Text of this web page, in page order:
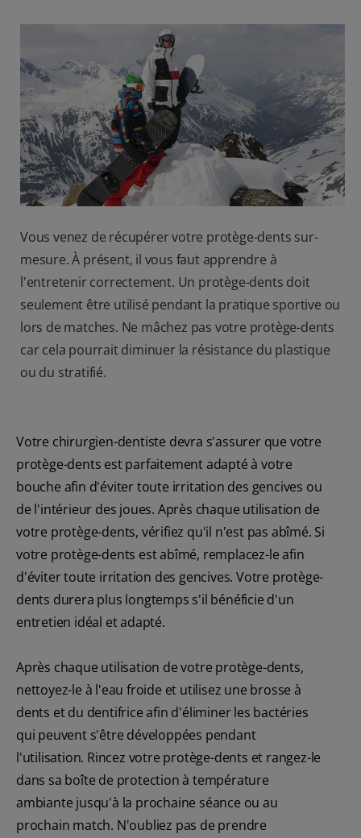
RECHERCHE DES SOLUTIONS IDÉALES
POUR LES PROFESSIONNELS
FR (FR)
S’INSCRIRE
Vous venez de récupérer votre protège-dents sur-
mesure. À présent, il vous faut apprendre à
l'entretenir correctement. Un protège-dents doit
seulement être utilisé pendant la pratique sportive ou
lors de matches. Ne mâchez pas votre protège-dents
car cela pourrait diminuer la résistance du plastique
ou du stratifié.
Votre chirurgien-dentiste devra s'assurer que votre
protège-dents est parfaitement adapté à votre
bouche afin d'éviter toute irritation des gencives ou
de l'intérieur des joues. Après chaque utilisation de
votre protège-dents, vérifiez qu'il n'est pas abîmé. Si
votre protège-dents est abîmé, remplacez-le afin
d'éviter toute irritation des gencives. Votre protège-
dents durera plus longtemps s'il bénéficie d'un
entretien idéal et adapté.
Après chaque utilisation de votre protège-dents,
nettoyez-le à l'eau froide et utilisez une brosse à
dents et du dentifrice afin d'éliminer les bactéries
qui peuvent s'être développées pendant
l'utilisation. Rincez votre protège-dents et rangez-le
dans sa boîte de protection à température
ambiante jusqu'à la prochaine séance ou au
prochain match. N'oubliez pas de prendre